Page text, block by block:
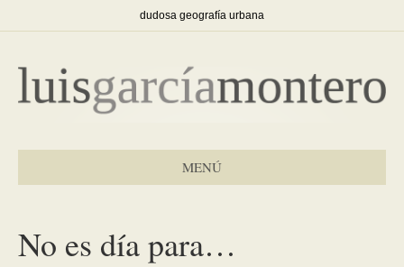
dudosa geografía urbana
MENÚ
No es día para…